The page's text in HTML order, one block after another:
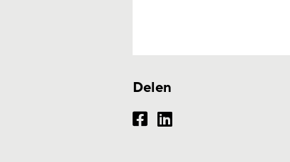
Delen